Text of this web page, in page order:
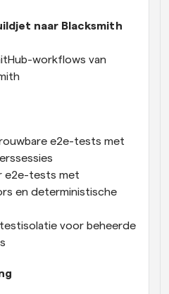
naar Blacksmith
workflows van
e2e-tests met
e2e-tests met
en deterministische
voor beheerde